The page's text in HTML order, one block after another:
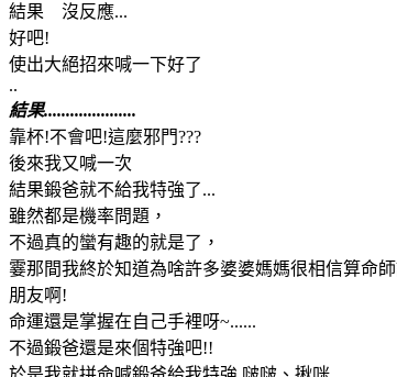
結果 沒反應...
好吧!
使出大絕招來喊一下好了
..
結果.....................
靠杯!不會吧!這麼邪門???
後來我又喊一次
結果鍛爸就不給我特強了...
雖然都是機率問題，
不過真的蠻有趣的就是了，
霎那間我終於知道為啥許多婆婆媽媽很相信算命
朋友啊!
命運還是掌握在自己手裡呀~......
不過鍛爸還是來個特強吧!!